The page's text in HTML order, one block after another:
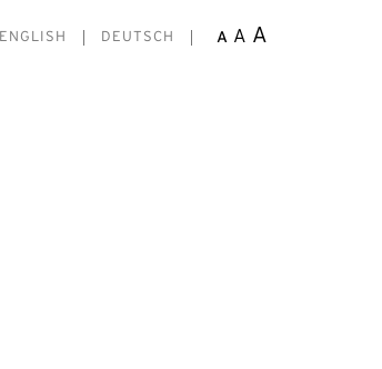
ENGLISH DEUTSCH A A A